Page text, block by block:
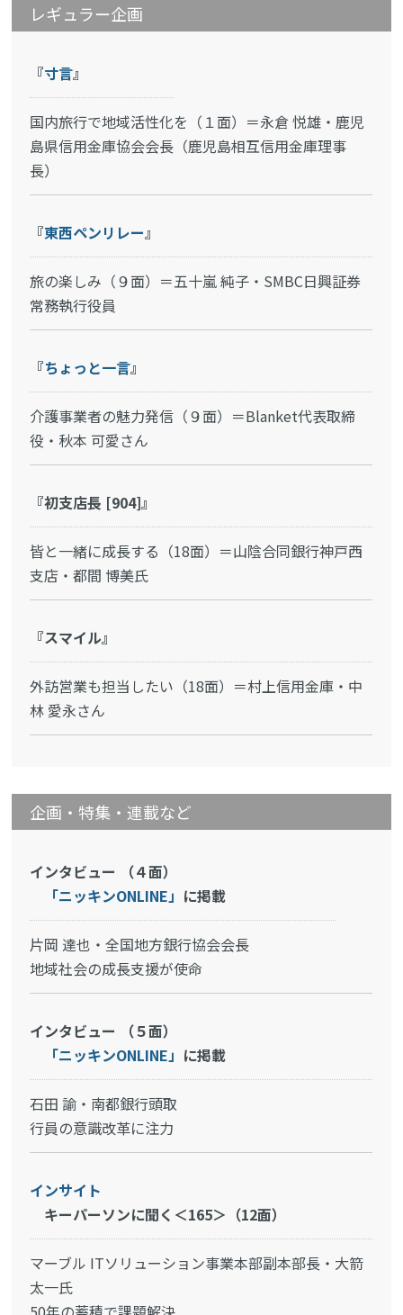
レギュラー企画
『寸言』
国内旅行で地域活性化を（１面）＝永倉 悦雄・鹿児
島県信用金庫協会会長（鹿児島相互信用金庫理事
長）
『東西ペンリレー』
旅の楽しみ（９面）＝五十嵐 純子・SMBC日興証券
常務執行役員
『ちょっと一言』
介護事業者の魅力発信（９面）＝Blanket代表取締
役・秋本 可愛さん
『初支店長 [904]』
皆と一緒に成長する（18面）＝山陰合同銀行神戸西
支店・都間 博美氏
『スマイル』
外訪営業も担当したい（18面）＝村上信用金庫・中
林 愛永さん
企画・特集・連載など
インタビュー （４面）
「ニッキンONLINE」 に掲載
片岡 達也・全国地方銀行協会会長
地域社会の成長支援が使命
インタビュー （５面）
「ニッキンONLINE」 に掲載
石田 諭・南都銀行頭取
行員の意識改革に注力
インサイト
キーパーソンに聞く＜165＞（12面）
マーブル ITソリューション事業本部副本部長・大箭
太一氏